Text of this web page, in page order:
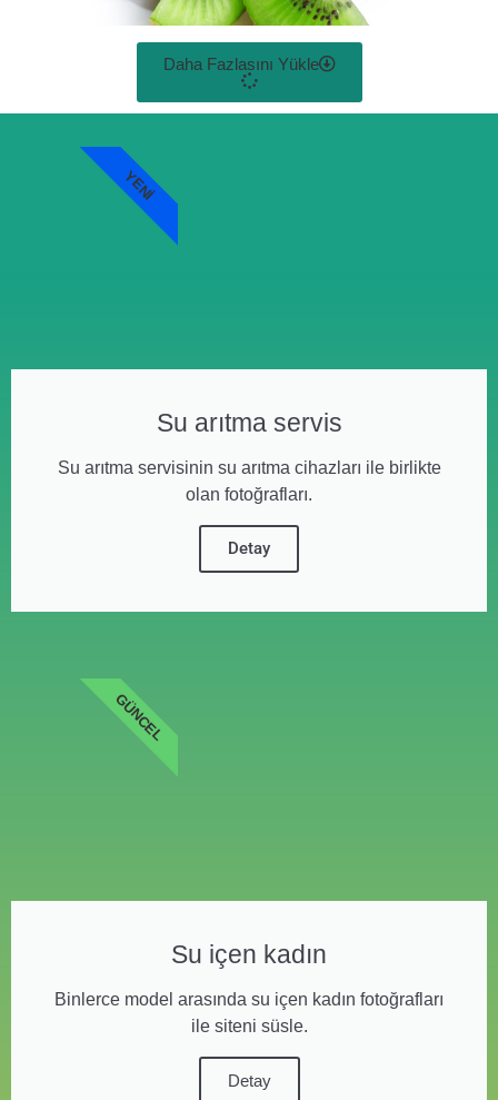
Daha Fazlasını Yükle
Su arıtma servis
Su arıtma servisinin su arıtma cihazları ile birlikte
olan fotoğrafları.
Detay
YENI
Su içen kadın
Binlerce model arasında su içen kadın fotoğrafları
ile siteni süsle.
Detay
GÜNCEL